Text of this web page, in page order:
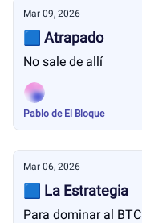
Mar 09, 2026
🟦 Atrapado
No sale de allí
Pablo de El Bloque
Mar 06, 2026
🟦 La Estrategia
Para dominar al BTC